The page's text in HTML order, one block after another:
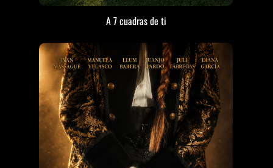
A 7 cuadras de ti